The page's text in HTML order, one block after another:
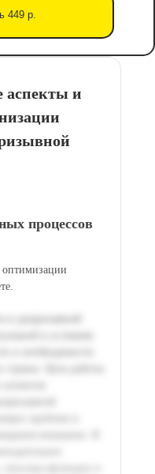
449 р.
аспекты и
процессов
оптимизации